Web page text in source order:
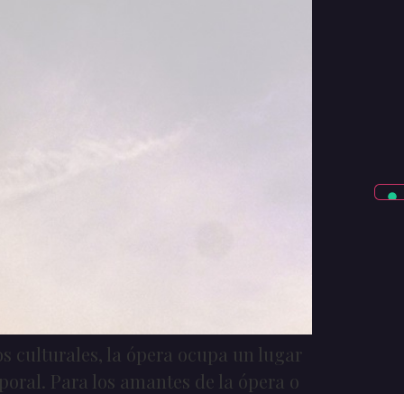
culturales, la ópera ocupa un lugar
Para los amantes de la ópera o